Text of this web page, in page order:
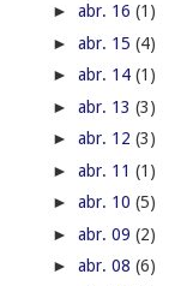
► abr. 16 (1)
► abr. 15 (4)
► abr. 14 (1)
► abr. 13 (3)
► abr. 12 (3)
► abr. 11 (1)
► abr. 10 (5)
► abr. 09 (2)
► abr. 08 (6)